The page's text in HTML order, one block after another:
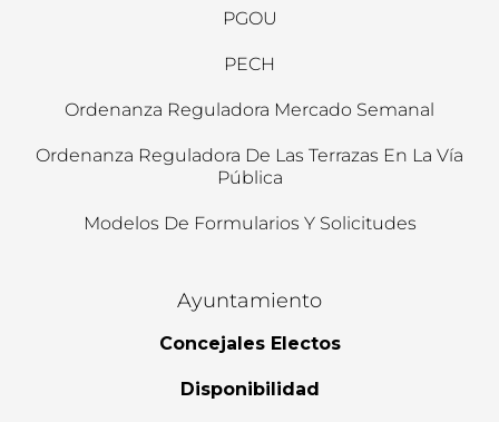
PGOU
PECH
Ordenanza Reguladora Mercado Semanal
Ordenanza Reguladora De Las Terrazas En La Vía
Pública
Modelos De Formularios Y Solicitudes
Ayuntamiento
Concejales Electos
Disponibilidad